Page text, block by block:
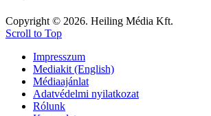
Copyright © 2026. Heiling Média Kft.
Scroll to Top
Impresszum
Mediakit (English)
Médiaajánlat
Adatvédelmi nyilatkozat
Rólunk